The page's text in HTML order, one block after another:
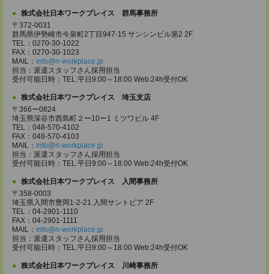
株式会社日本ワークプレイス 群馬事務所
〒372-0031
群馬県伊勢崎市今泉町2丁目947-15 サンシンビル第2 2F
TEL：0270-30-1022
FAX：0270-30-1023
MAIL： info@n-workplace.jp
担当：派遣スタッフさん採用担当
受付可能日時：TEL:平日9:00～18:00 Web:24h受付OK
株式会社日本ワークプレイス 埼玉支店
〒366ー0824
埼玉県深谷市西島町２ー10ー1 ミツワビル 4F
TEL：048-570-4102
FAX：048-570-4103
MAIL： info@n-workplace.jp
担当：派遣スタッフさん採用担当
受付可能日時：TEL:平日9:00～18:00 Web:24h受付OK
株式会社日本ワークプレイス 入間事務所
〒358-0003
埼玉県入間市豊岡1-2-21 入間サントピア 2F
TEL：04-2901-1110
FAX：04-2901-1111
MAIL： info@n-workplace.jp
担当：派遣スタッフさん採用担当
受付可能日時：TEL:平日9:00～18:00 Web:24h受付OK
株式会社日本ワークプレイス 川崎事務所